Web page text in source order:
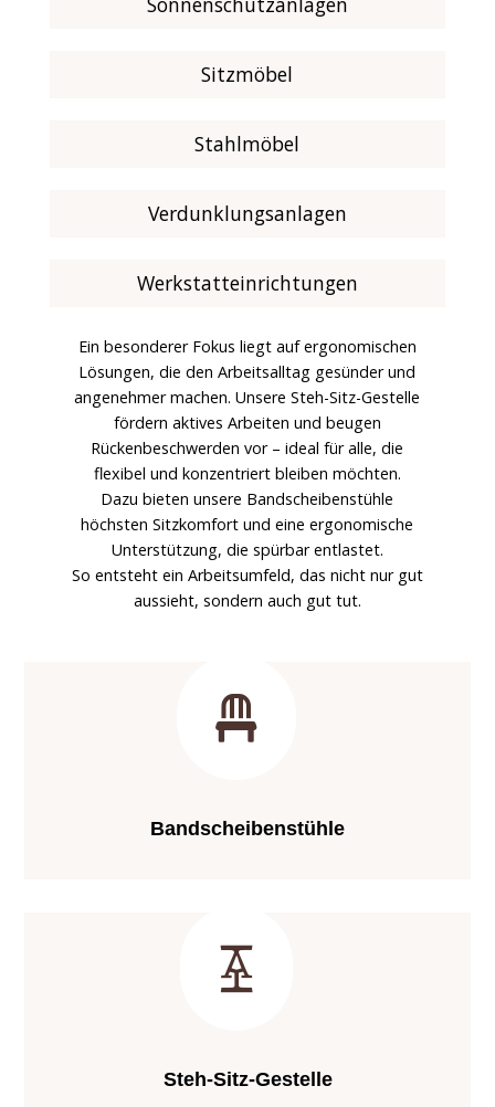
Sitzmöbel
Stahlmöbel
Verdunklungsanlagen
Werkstatteinrichtungen
Ein besonderer Fokus liegt auf ergonomischen
Lösungen, die den Arbeitsalltag gesünder und
angenehmer machen. Unsere Steh-Sitz-Gestelle
fördern aktives Arbeiten und beugen
Rückenbeschwerden vor – ideal für alle, die
flexibel und konzentriert bleiben möchten.
Dazu bieten unsere Bandscheibenstühle
höchsten Sitzkomfort und eine ergonomische
Unterstützung, die spürbar entlastet.
So entsteht ein Arbeitsumfeld, das nicht nur gut
aussieht, sondern auch gut tut.

Bandscheibenstühle

Steh-Sitz-Gestelle